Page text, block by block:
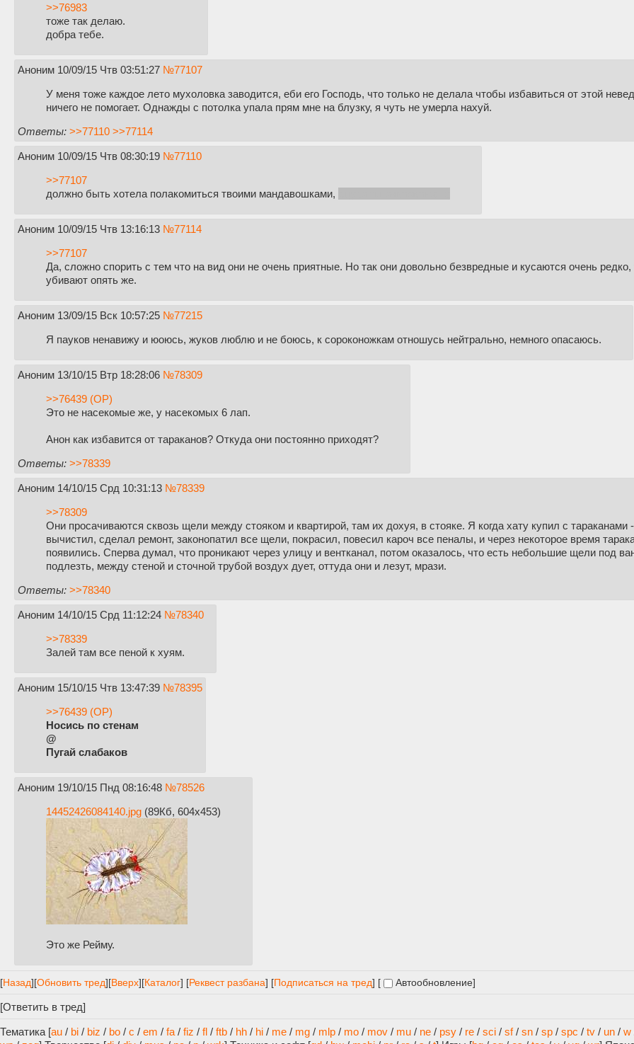
>>76983
тоже так делаю.
добра тебе.
Аноним 10/09/15 Чтв 03:51:27 №77107
У меня тоже каждое лето мухоловка заводится, еби его Господь, что только не делала чтобы избавиться от этой
ничего не помогает. Однажды с потолка упала прям мне на блузку, я чуть не умерла нахуй.
Ответы: >>77110 >>77114
Аноним 10/09/15 Чтв 08:30:19 №77110
>>77107
должно быть хотела полакомиться твоими мандавошками,
Аноним 10/09/15 Чтв 13:16:13 №77114
>>77107
Да, сложно спорить с тем что на вид они не очень приятные. Но так они довольно безвредные и кусаются очень редко,
убивают опять же.
Аноним 13/09/15 Вск 10:57:25 №77215
Я пауков ненавижу и юоюсь, жуков люблю и не боюсь, к сороконожкам отношусь нейтрально, немного опасаюсь.
Аноним 13/10/15 Втр 18:28:06 №78309
>>76439 (OP)
Это не насекомые же, у насекомых 6 лап.
Анон как избавится от тараканов? Откуда они постоянно приходят?
Ответы: >>78339
Аноним 14/10/15 Срд 10:31:13 №78339
>>78309
Они просачиваются сквозь щели между стояком и квартирой, там их дохуя, в стояке. Я когда хату купил с тараканами
вычистил, сделал ремонт, законопатил все щели, покрасил, повесил кароч все пеналы, и через некоторое время
появились. Сперва думал, что проникают через улицу и вентканал, потом оказалось, что есть небольшие щели под
подлезть, между стеной и сточной трубой воздух дует, оттуда они и лезут, мрази.
Ответы: >>78340
Аноним 14/10/15 Срд 11:12:24 №78340
>>78339
Залей там все пеной к хуям.
Аноним 15/10/15 Чтв 13:47:39 №78395
>>76439 (OP)
Носись по стенам
@
Пугай слабаков
Аноним 19/10/15 Пнд 08:16:48 №78526
14452426084140.jpg (89Кб, 604x453)
Это же Рейму.
[Назад][Обновить тред][Вверх][Каталог] [Реквест разбана] [Подписаться на тред] [ Автообновление]
[Ответить в тред]
Тематика [au / bi / biz / bo / c / em / fa / fiz / fl / ftb / hh / hi / me / mg / mlp / mo / mov / mu / ne / psy / re / sci / sf/ sn / sp / spc / tv / un / w